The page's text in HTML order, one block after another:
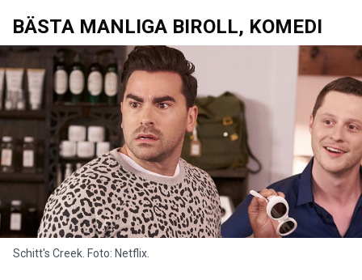
BÄSTA MANLIGA BIROLL, KOMEDI
Schitt's Creek. Foto: Netflix.